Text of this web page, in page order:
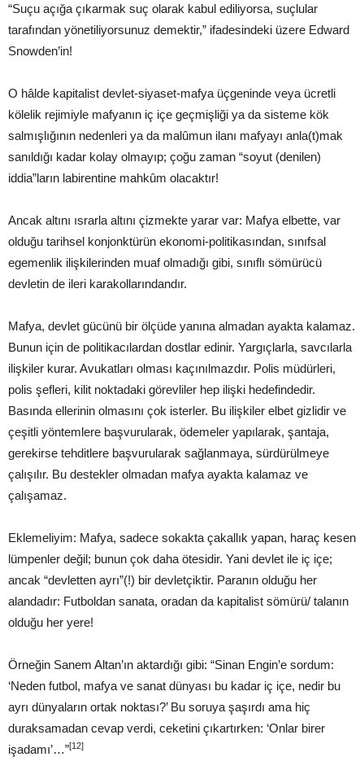
“Suçu açığa çıkarmak suç olarak kabul ediliyorsa, suçlular
tarafından yönetiliyorsunuz demektir,” ifadesindeki üzere Edward
Snowden’in!
O hâlde kapitalist devlet-siyaset-mafya üçgeninde veya ücretli
kölelik rejimiyle mafyanın iç içe geçmişliği ya da sisteme kök
salmışlığının nedenleri ya da malûmun ilanı mafyayı anla(t)mak
sanıldığı kadar kolay olmayıp; çoğu zaman “soyut (denilen)
iddia”ların labirentine mahkûm olacaktır!
Ancak altını ısrarla altını çizmekte yarar var: Mafya elbette, var
olduğu tarihsel konjonktürün ekonomi-politikasından, sınıfsal
egemenlik ilişkilerinden muaf olmadığı gibi, sınıflı sömürücü
devletin de ileri karakollarındandır.
Mafya, devlet gücünü bir ölçüde yanına almadan ayakta kalamaz.
Bunun için de politikacılardan dostlar edinir. Yargıçlarla, savcılarla
ilişkiler kurar. Avukatları olması kaçınılmazdır. Polis müdürleri,
polis şefleri, kilit noktadaki görevliler hep ilişki hedefindedir.
Basında ellerinin olmasını çok isterler. Bu ilişkiler elbet gizlidir ve
çeşitli yöntemlere başvurularak, ödemeler yapılarak, şantaja,
gerekirse tehditlere başvurularak sağlanmaya, sürdürülmeye
çalışılır. Bu destekler olmadan mafya ayakta kalamaz ve
çalışamaz.
Eklemeliyim: Mafya, sadece sokakta çakallık yapan, haraç kesen
lümpenler değil; bunun çok daha ötesidir. Yani devlet ile iç içe;
ancak “devletten ayrı”(!) bir devletçiktir. Paranın olduğu her
alandadır: Futboldan sanata, oradan da kapitalist sömürü/ talanın
olduğu her yere!
Örneğin Sanem Altan’ın aktardığı gibi: “Sinan Engin’e sordum:
‘Neden futbol, mafya ve sanat dünyası bu kadar iç içe, nedir bu
ayrı dünyaların ortak noktası?’ Bu soruya şaşırdı ama hiç
duraksamadan cevap verdi, ceketini çıkartırken: ‘Onlar birer
işadamı’…”[12]